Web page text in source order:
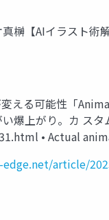
榊【AIイラスト術
える可能性「
上がり。カ スタ
• Actual
article/